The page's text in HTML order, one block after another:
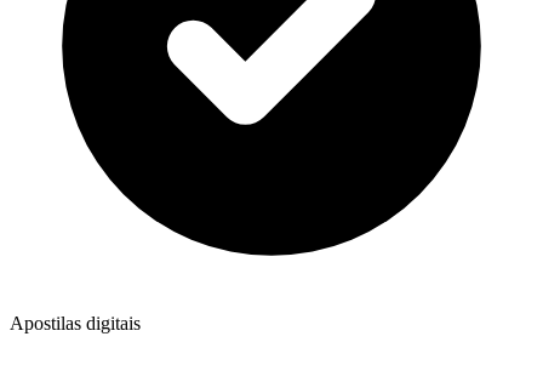
Apostilas digitais